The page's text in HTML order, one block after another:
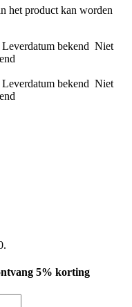
het product kan worden
bekend Niet
bekend Niet
5% korting